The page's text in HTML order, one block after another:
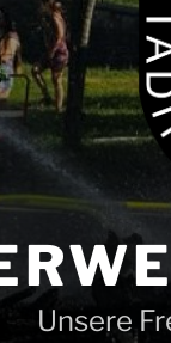
Unsere